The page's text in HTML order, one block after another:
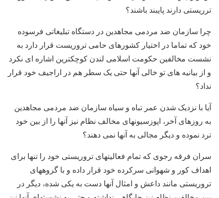
ترریستی دارند پایبند باشند؟
چرا سازمان ضد مردمی مجاهدین در دستگاه تبلیغاتی فرسوده
خود که تماما در اختیار کشورهای حامی تروریست قرار دارد به
نشست مخالفین حکومت اسلامی لندن کوچکترین اشاره ای نکرد
و از بیانیه های تو خالی آنها حتی یک سطر هم در اراجیف خود قرار
نداد؟
آیا با نزدیک شدن عمر تباه و سیاه سازمان ضد مردمی مجاهدین
به روزهای آخر، اپوزسیونهای مخالف نظام نیز آنها را از بین خود
ترد نموده و دیگر مجالی به آنها نمی دهند؟
سران فرقه رجوی که تمام فعالیتهای تروریستی خود را تنها برای
اهداف کور و شهوانی سرکرده خود قرار داده و با گروههای
تروریستی مانند داعش و امثال آنها دست به یکی شده، دیگر در